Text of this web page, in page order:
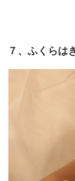
７、ふくらは